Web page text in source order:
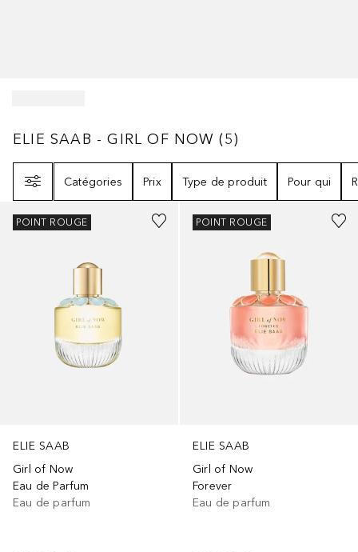
ELIE SAAB - GIRL OF NOW5
ELIE SAAB - GIRL OF NOW (5)
Catégories
Prix Type de produit Pour qui
ELIE SAAB
Girl of Now
Eau de Parfum
Eau de parfum
POINT ROUGE
ELIE SAAB
Girl of Now
Forever
Eau de parfum
POINT ROUGE